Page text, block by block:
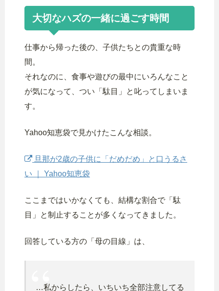
大切なハズの一緒に過ごす時間
仕事から帰った後の、子供たちとの貴重な時
間。
それなのに、食事や遊びの最中にいろんなこと
が気になって、つい「駄目」と叱ってしまいま
す。
Yahoo知恵袋で見かけたこんな相談。
旦那が2歳の子供に「だめだめ」と口うるさ
い ｜ Yahoo知恵袋
ここまではいかなくても、結構な割合で「駄
目」と制止することが多くなってきました。
回答している方の「母の目線」は、
…私からしたら、いちいち全部注意してる